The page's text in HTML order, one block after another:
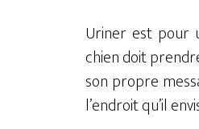
Uriner est pour
chien doit
son propre
l’endroit qu’il